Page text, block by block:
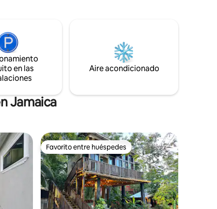
en las
Aire acondicionado
Jamaica
Favorito entre huéspedes
Favorito entre huéspedes